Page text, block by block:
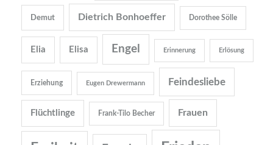
Demut Dietrich Bonhoeffer Dorothee Sölle
Elia Elisa Engel Erinnerung Erlösung
Erziehung Eugen Drewermann Feindesliebe
Flüchtlinge Frank-Tilo Becher Frauen